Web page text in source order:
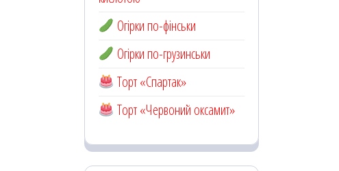
Огірки по-фінськи
Огірки по-грузинськи
Торт «Спартак»
Торт «Червоний оксамит»